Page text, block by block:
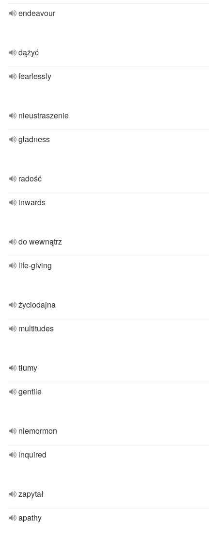
endeavour
dążyć
fearlessly
nieustraszenie
gladness
radość
inwards
do wewnątrz
life-giving
życiodajna
multitudes
tłumy
gentile
niemormon
inquired
zapytał
apathy